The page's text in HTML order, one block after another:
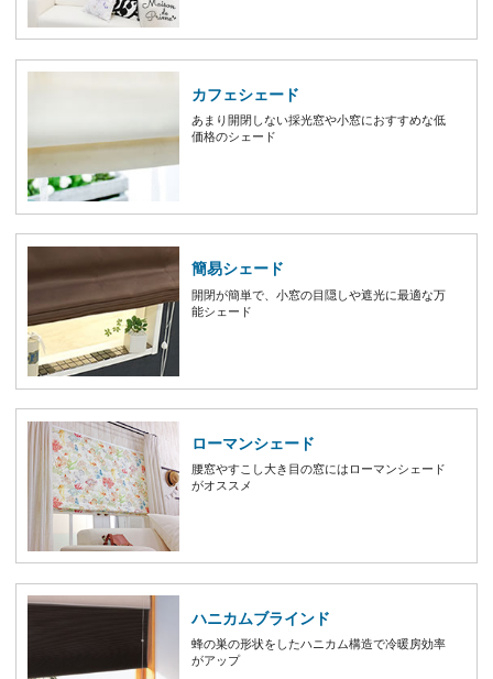
カフェシェード
あまり開閉しない採光窓や小窓におすすめな低
価格のシェード
簡易シェード
開閉が簡単で、小窓の目隠しや遮光に最適な万
能シェード
ローマンシェード
腰窓やすこし大き目の窓にはローマンシェード
がオススメ
ハニカムブラインド
蜂の巣の形状をしたハニカム構造で冷暖房効率
がアップ